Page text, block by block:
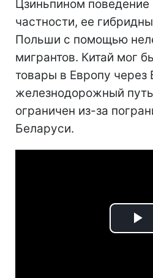
Цзиньпином поведение
частности, ее
Польши с помощью
мигрантов. Китай мог
товары в Европу через
железнодорожный
ограничен из-за
Беларуси.